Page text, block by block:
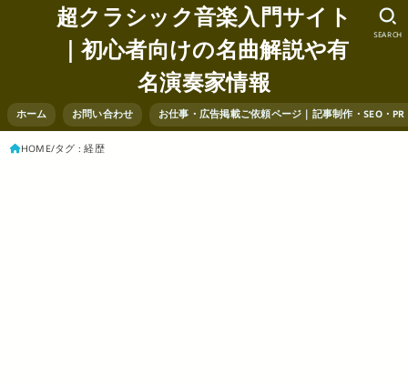
超クラシック音楽入門サイト
｜初心者向けの名曲解説や有
名演奏家情報
ホーム お問い合わせ お仕事・広告掲載ご依頼ページ｜記事制作・SEO・
SEARCH
HOME タグ : 経歴